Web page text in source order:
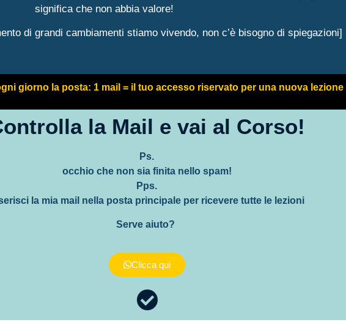
significa che non abbia valore!
di grandi cambiamenti stiamo vivendo, non c’è bisogno di spiegazioni]
giorno la posta: 1 mail = il tuo accesso riservato per una nuova lezione
la Mail e vai al Corso!
Ps.
occhio che non sia finita nello spam!
Pps.
la mia mail nella posta principale per ricevere tutte le lezioni
Serve aiuto?
Clicca qui